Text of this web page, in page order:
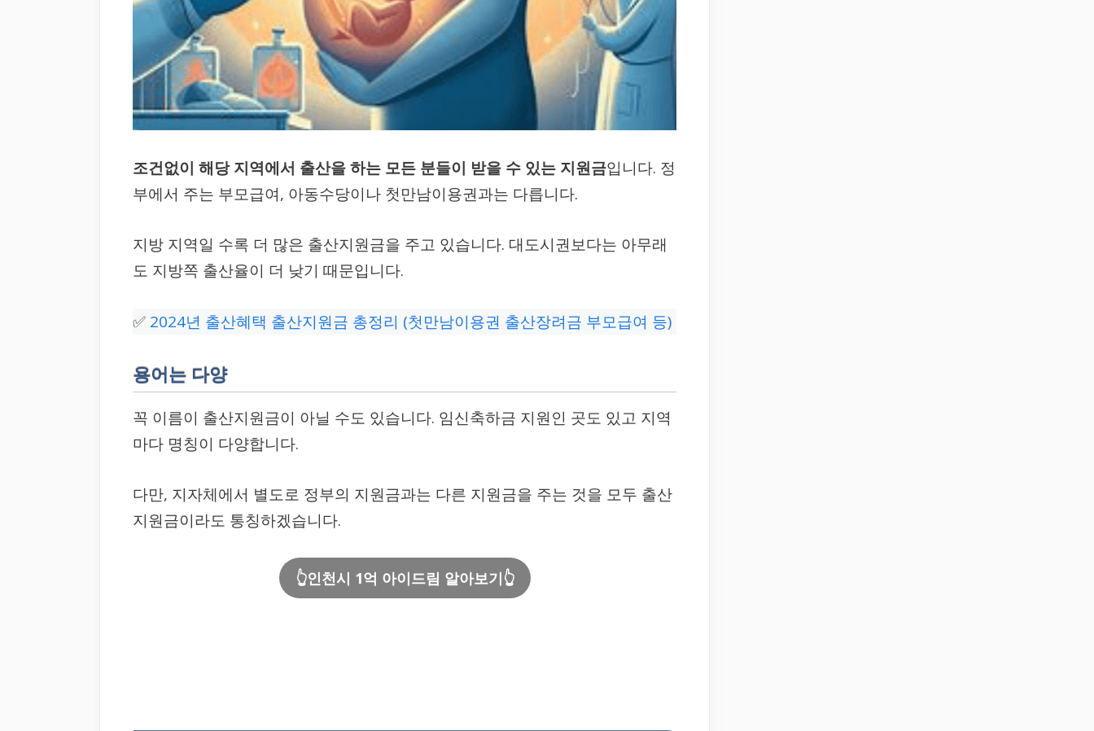
조건없이 해당 지역에서 출산을 하는 모든 분들이 받을 수 있는 지원금입니다. 정
부에서 주는 부모급여, 아동수당이나 첫만남이용권과는 다릅니다.
지방 지역일 수록 더 많은 출산지원금을 주고 있습니다. 대도시권보다는 아무래
도 지방쪽 출산율이 더 낮기 때문입니다.
✅ 2024년 출산혜택 출산지원금 총정리 (첫만남이용권 출산장려금 부모급여 등)
용어는 다양
꼭 이름이 출산지원금이 아닐 수도 있습니다. 임신축하금 지원인 곳도 있고 지역
마다 명칭이 다양합니다.
다만, 지자체에서 별도로 정부의 지원금과는 다른 지원금을 주는 것을 모두 출산
지원금이라도 통칭하겠습니다.
👆인천시 1억 아이드림 알아보기👆